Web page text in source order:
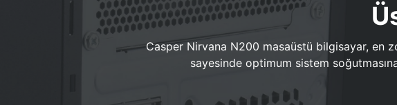
Casper Nirvana N200 masaüstü bilgisayar, en
sayesinde optimum sistem